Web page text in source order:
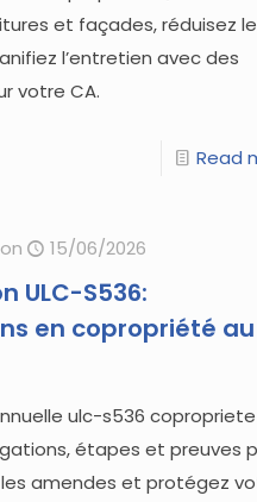
et façades, réduisez
l’entretien avec des
votre CA.
Read
on 15/06/2026
ULC-S536:
en copropriété au
ulc-s536 copropriete
étapes et preuves
les amendes et protégez